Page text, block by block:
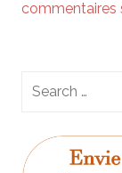
commentaires